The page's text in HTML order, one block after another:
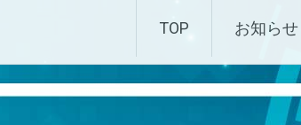
ディ化粧品 |エム
TOP お知らせ